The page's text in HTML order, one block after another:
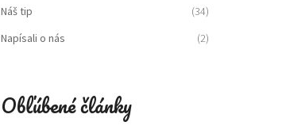
Náš tip
(34)
Napísali o nás
(2)
Obľúbené články